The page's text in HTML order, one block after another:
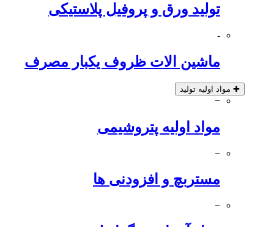
تولید ورق و پروفیل پلاستیکی
-
ماشین الات ظروف یکبار مصرف
✚ مواد اولیه تولید
−
مواد اولیه پتروشیمی
−
مستربچ و افزودنی ها
−